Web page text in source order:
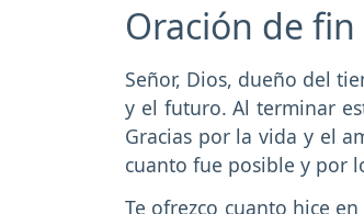
Oración de
Señor, Dios, dueño del
y el futuro. Al terminar
Gracias por la vida y el
cuanto fue posible y por
Te ofrezco cuanto hice